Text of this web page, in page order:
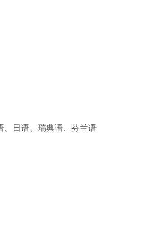
、日语、瑞典语、芬兰语